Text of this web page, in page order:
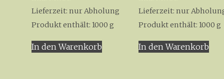
Lieferzeit: nur Abholung
Produkt enthält: 1000 g
In den Warenkorb
Lieferzeit:nur
Produkt enthält: 1000g
In den Warenkorb